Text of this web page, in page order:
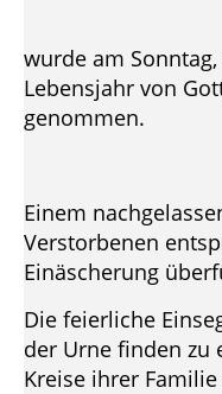
wurde am
Lebensjahr von
genommen.
Einem
Verstorbenen
Einäscherung
Die feierliche
der Urne finden zu
Kreise ihrer